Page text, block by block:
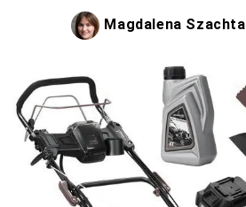
Magdalena Szachta